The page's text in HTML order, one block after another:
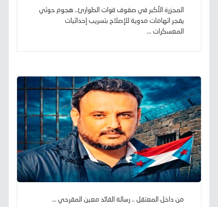
المجزرة الأكبر في صفوف قوات الطوارئ.. هجوم حوثي
يفجر اتهامات مدوية للإصلاح بتسريب إحداثيات
المعسكرات ...
من داخل المعتقل .. رسالة القائد معين المقرحي ...